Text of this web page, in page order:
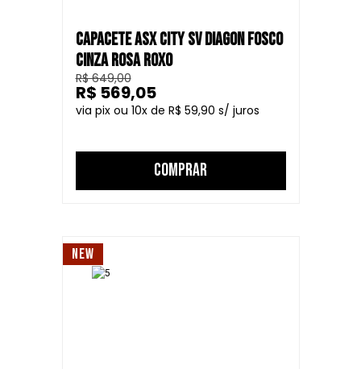
CAPACETE ASX CITY SV DIAGON FOSCO
CINZA ROSA ROXO
R$ 649,00
10
R$ 59,90
R$ 569,05
COMPRAR
NEW